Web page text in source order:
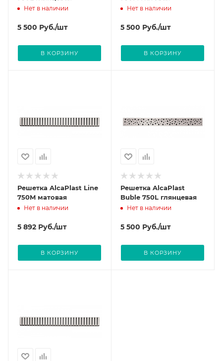
Нет в наличии
5 500 Руб./шт
В КОРЗИНУ
Нет в наличии
5 500 Руб./шт
В КОРЗИНУ
Решетка AlcaPlast Line
750M матовая
Нет в наличии
5 892 Руб./шт
В КОРЗИНУ
Решетка AlcaPlast
Buble 750L глянцевая
Нет в наличии
5 500 Руб./шт
В КОРЗИНУ